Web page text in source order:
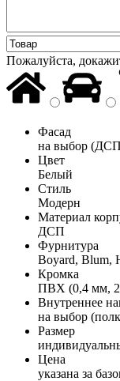
Пожалуйста,
Фасад
на выбор
Цвет
Белый
Стиль
Модерн
Материал
ДСП
Фурнитура
Boyard, Blum,
Кромка
ПВХ (0,4 мм,
Внутреннее
на выбор
Размер
Цена
указана за